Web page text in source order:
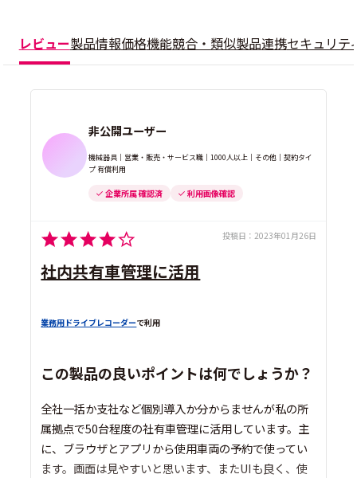
レビュー製品情報価格機能競合・類似製品連携セキュリテ
非公開ユーザー
機械器具｜営業・販売・サービス職｜1000人以上｜その他｜契約タイ
プ 有償利用
企業所属 確認済 利用画像確認
投稿日： 2023年01月26日
社内共有車管理に活用
業務用ドライブレコーダーで利用
この製品の良いポイントは何でしょうか？
全社一括か支社など個別導入か分からませんが私の所
属拠点で50台程度の社有車管理に活用しています。主
に、ブラウザとアプリから使用車両の予約で使ってい
ます。画面は見やすいと思います、またUIも良く、使